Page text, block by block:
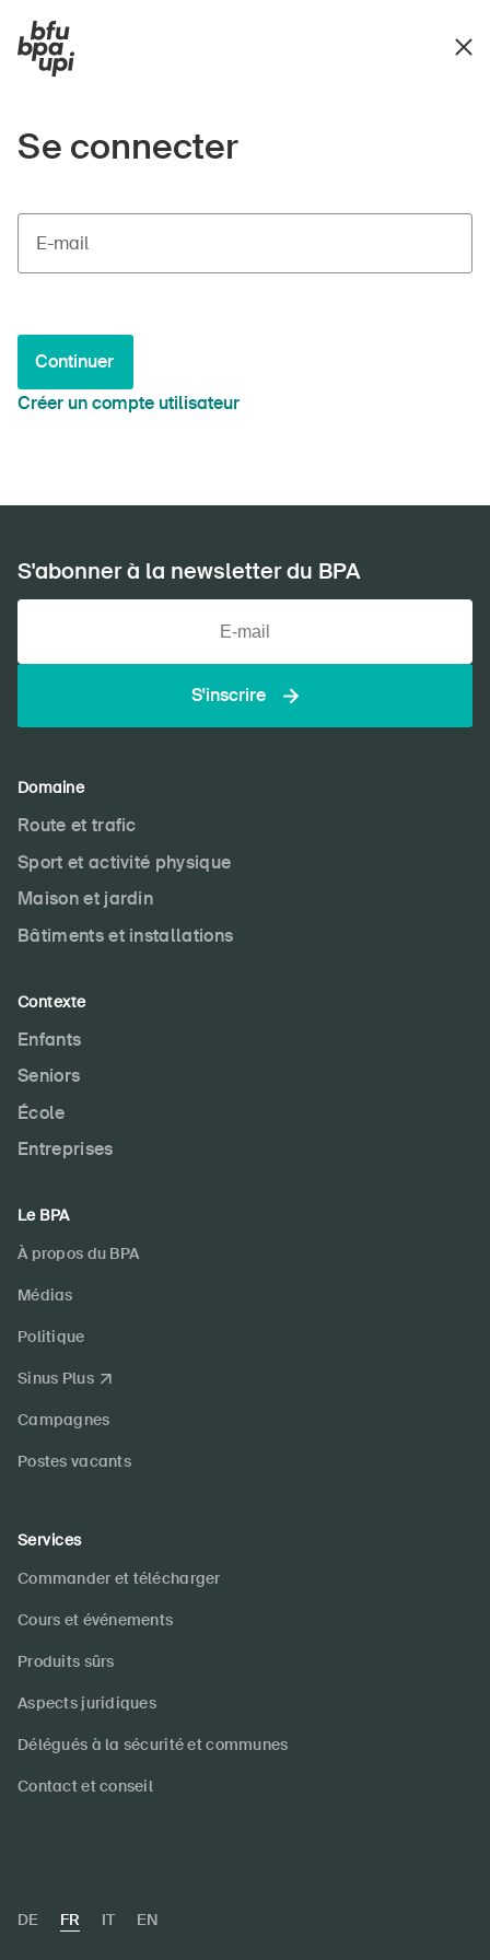
Se connecter
E-mail
Continuer
Créer un compte utilisateur
S'abonner à la newsletter du BPA
S'inscrire
Domaine
Route et trafic
Sport et activité physique
Maison et jardin
Bâtiments et installations
Contexte
Enfants
Seniors
École
Entreprises
Le BPA
À propos du BPA
Médias
Politique
Sinus Plus
Campagnes
Postes vacants
Services
Commander et télécharger
Cours et événements
Produits sûrs
Aspects juridiques
Délégués à la sécurité et communes
Contact et conseil
DE FR IT EN